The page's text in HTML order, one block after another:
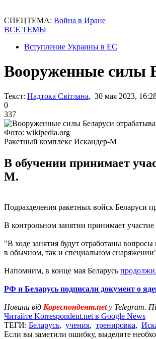
СПЕЦТЕМА: Война в Иране
ВСЕ ТЕМЫ
Вступление Украины в ЕС
Вооруженные силы
Текст: Надтока Світлана, 30 мая 2023,
0
337
Фото: wikipedia.org
Ракетный комплекс Искандер-М
В обучении принимает
М.
Подразделения ракетных войск Беларуси
В контрольном занятии принимает
"В ходе занятия будут отработаны
в обычном, так и специальном
Напомним, в конце мая Беларусь
РФ и Беларусь подписали документ о
Новини від Кореспондент.netу Telegram.
Читайте Korrespondent.net в Google News
ТЕГИ: Беларусь, учения, тренировка,
Если вы заметили ошибку, выделите